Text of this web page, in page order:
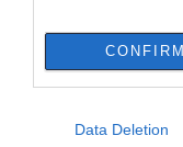
CONFIRM
Data Deletion
Εύβοια: Έργα
ευρώ – Ποιοι
09.08.2026 | 15:00
ΠΕΡΙΣΣΟΤΕΡΑ